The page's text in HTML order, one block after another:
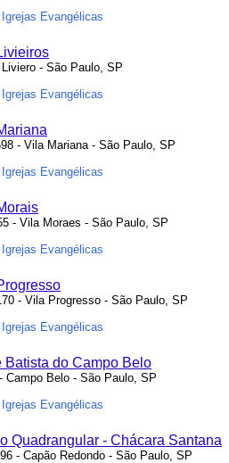
Igrejas Evangélicas
- São Paulo, SP
Igrejas Evangélicas
- Vila Mariana - São Paulo, SP
Igrejas Evangélicas
- Vila Moraes - São Paulo, SP
Igrejas Evangélicas
- Vila Progresso - São Paulo, SP
Igrejas Evangélicas
Batista do Campo Belo
Campo Belo - São Paulo, SP
Igrejas Evangélicas
Quadrangular - Chácara Santana
- Capão Redondo - São Paulo, SP